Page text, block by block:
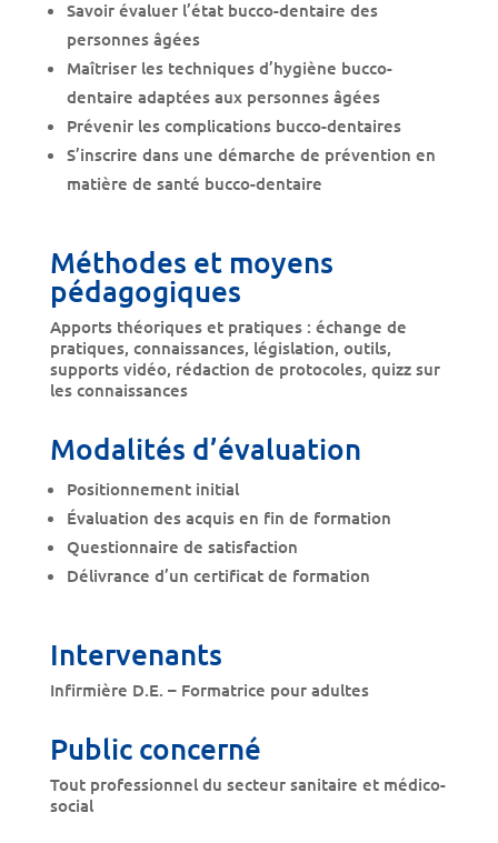
Savoir évaluer l’état bucco-dentaire des
personnes âgées
Maîtriser les techniques d’hygiène bucco-
dentaire adaptées aux personnes âgées
Prévenir les complications bucco-dentaires
S’inscrire dans une démarche de prévention en
matière de santé bucco-dentaire
Méthodes et moyens
pédagogiques
Apports théoriques et pratiques : échange de
pratiques, connaissances, législation, outils,
supports vidéo, rédaction de protocoles, quizz sur
les connaissances
Modalités d’évaluation
Positionnement initial
Évaluation des acquis en fin de formation
Questionnaire de satisfaction
Délivrance d’un certificat de formation
Intervenants
Infirmière D.E. – Formatrice pour adultes
Public concerné
Tout professionnel du secteur sanitaire et médico-
social